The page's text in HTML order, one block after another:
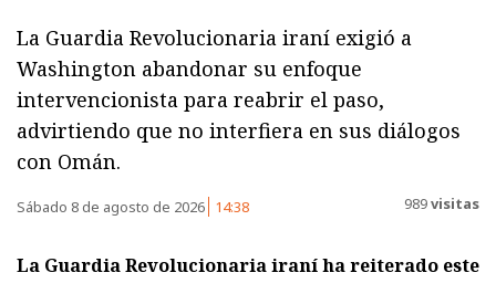
La Guardia Revolucionaria iraní exigió a
Washington abandonar su enfoque
intervencionista para reabrir el paso,
advirtiendo que no interfiera en sus diálogos
con Omán.
Sábado 8 de agosto de 2026 14:38 989visitas
La Guardia Revolucionaria iraní ha reiterado este